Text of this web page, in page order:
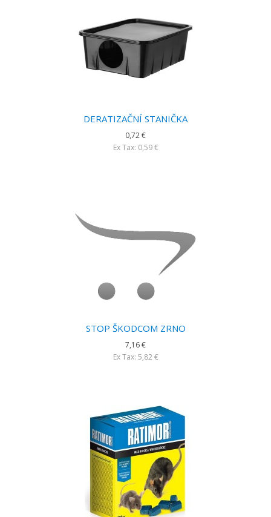
DERATIZAČNÍ STANIČKA
0,72 €
Ex Tax: 0,59 €
STOP ŠKODCOM ZRNO
7,16 €
Ex Tax: 5,82 €